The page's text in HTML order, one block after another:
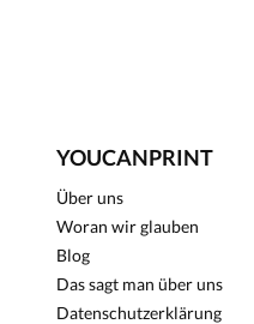
YOUCANPRINT
Über uns
Woran wir glauben
Blog
Das sagt man über uns
Datenschutzerklärung